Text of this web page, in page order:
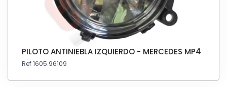
PILOTO ANTINIEBLA IZQUIERDO - MERCEDES MP4
Ref 1605.96109